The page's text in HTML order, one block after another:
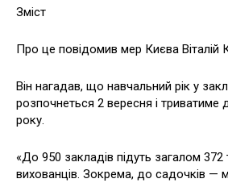
Зміст
Про це повідомив мер Києва Віталій
Він нагадав, що навчальний рік у
розпочнеться 2 вересня і триватиме
року.
«До 950 закладів підуть загалом 372
вихованців. Зокрема, до садочків —